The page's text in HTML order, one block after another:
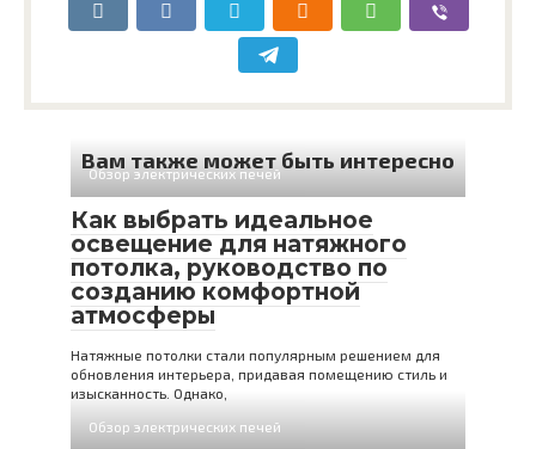
Вам также может быть интересно
Обзор электрических печей
Как выбрать идеальное
освещение для натяжного
потолка, руководство по
созданию комфортной
атмосферы
Натяжные потолки стали популярным решением для
обновления интерьера, придавая помещению стиль и
изысканность. Однако,
Обзор электрических печей